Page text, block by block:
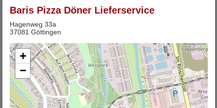
Baris Pizza Döner Lieferservice
Hagenweg 33a
37081 Göttingen
+
−